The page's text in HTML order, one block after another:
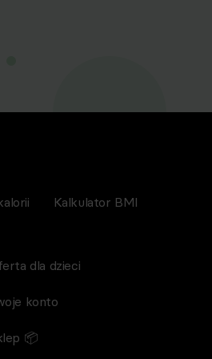
Kalkulator BMI
dla dzieci
konto
📦